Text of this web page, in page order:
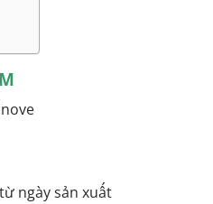
ngày sản xuất